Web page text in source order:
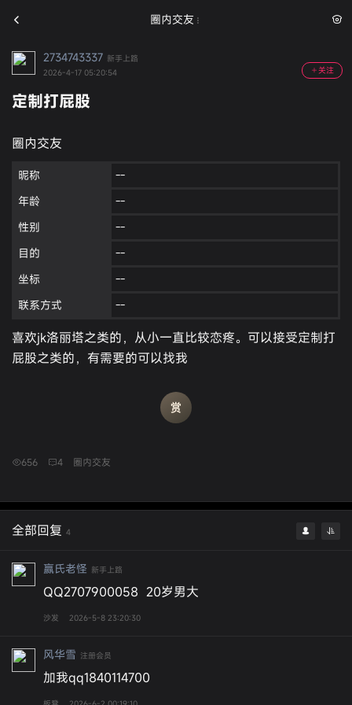
圈内交友
2734743337 新手上路
2026-4-17 05:20:54
关注
定制打屁股
圈内交友
昵称
--
年龄
--
性别
--
目的
--
坐标
--
联系方式
--
喜欢jk洛丽塔之类的，从小一直比较恋疼。可以接受定制打
屁股之类的，有需要的可以找我
656 4 圈内交友
全部回复 4
赢氏老怪 新手上路
QQ2707900058 20岁男大
沙发 2026-5-8 23:20:30
风华雪 注册会员
加我qq1840114700